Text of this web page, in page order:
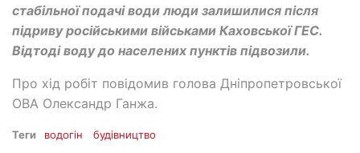
стабільної подачі води люди залишилися після
підриву російськими військами Каховської ГЕС.
Відтоді воду до населених пунктів підвозили.
Про хід робіт повідомив голова Дніпропетровської
ОВА Олександр Ганжа.
Теги водогін будівництво